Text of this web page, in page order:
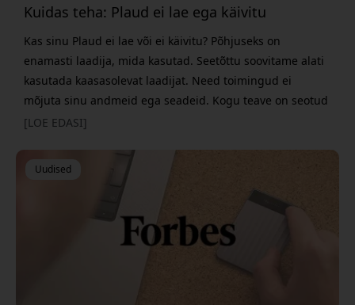
Kuidas teha: Plaud ei lae ega käivitu
Kas sinu Plaud ei lae või ei käivitu? Põhjuseks on
enamasti laadija, mida kasutad. Seetõttu soovitame alati
kasutada kaasasolevat laadijat. Need toimingud ei
mõjuta sinu andmeid ega seadeid. Kogu teave on seotud
sinu kontoga, nii et sa ei pea kunagi kartma andmete
(oluline) Veendu, et kasutad seadmega kaasas olnud
originaallaadijat. Kui kasutad muud laadijat, pead olema
[LOE EDASI]
Uudised